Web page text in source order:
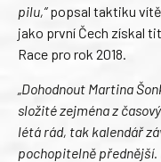
pilu,“popsal taktiku
jako první Čech získal
Race pro rok 2018.
„Dohodnout Martina
složité zejména z
létá rád, tak kalendář
pochopitelně